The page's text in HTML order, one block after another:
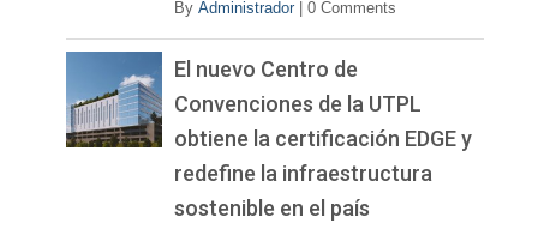
By Administrador 0 Comments
El nuevo Centro de
Convenciones de la UTPL
obtiene la certificación EDGE y
redefine la infraestructura
sostenible en el país